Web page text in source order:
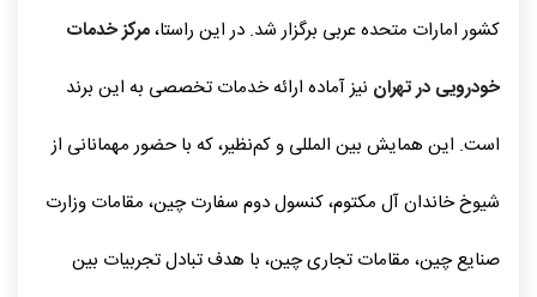
کشور امارات متحده عربی برگزار شد. در این راستا،مرکز خدمات
خودرویی در تهران نیز آماده ارائه خدمات تخصصی به این برند
است. این همایش بین‌ المللی و کم‌نظیر، که با حضور مهمانانی از
شیوخ خاندان آل مکتوم، کنسول دوم سفارت چین، مقامات وزارت
صنایع چین، مقامات تجاری چین، با هدف تبادل تجربیات بین